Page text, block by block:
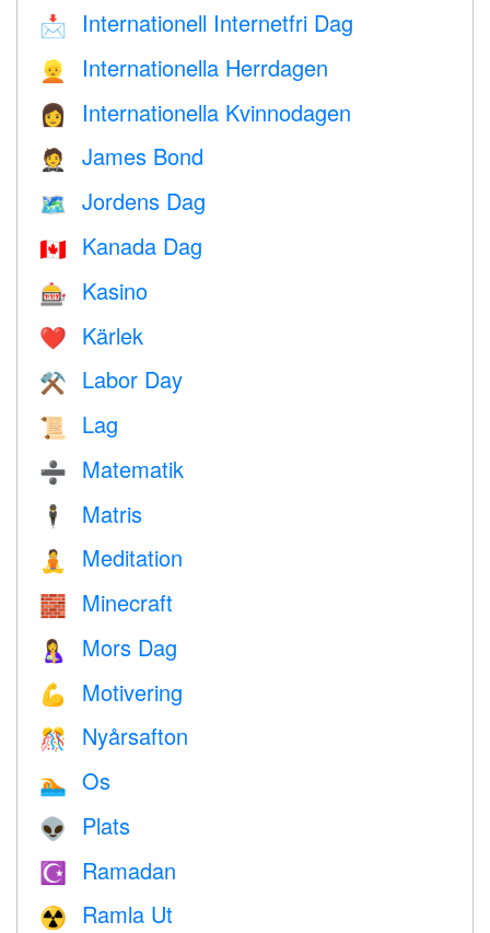
📩 Internationell Internetfri Dag
👱 Internationella Herrdagen
👩 Internationella Kvinnodagen
🤵 James Bond
🗺️ Jordens Dag
🇨🇦 Kanada Dag
🎰 Kasino
❤️️ Kärlek
⚒️ Labor Day
📜 Lag
➗ Matematik
🕴️ Matris
🧘 Meditation
🧱 Minecraft
🤱 Mors Dag
💪 Motivering
🎊 Nyårsafton
🏊 Os
👽 Plats
☪️ Ramadan
☢️ Ramla Ut